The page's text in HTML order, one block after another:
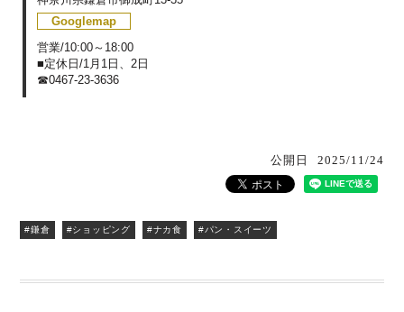
Googlemap
営業/10:00～18:00
■定休日/1月1日、2日
☎0467-23-3636
公開日 2025/11/24
#鎌倉 #ショッピング #ナカ食 #パン・スイーツ